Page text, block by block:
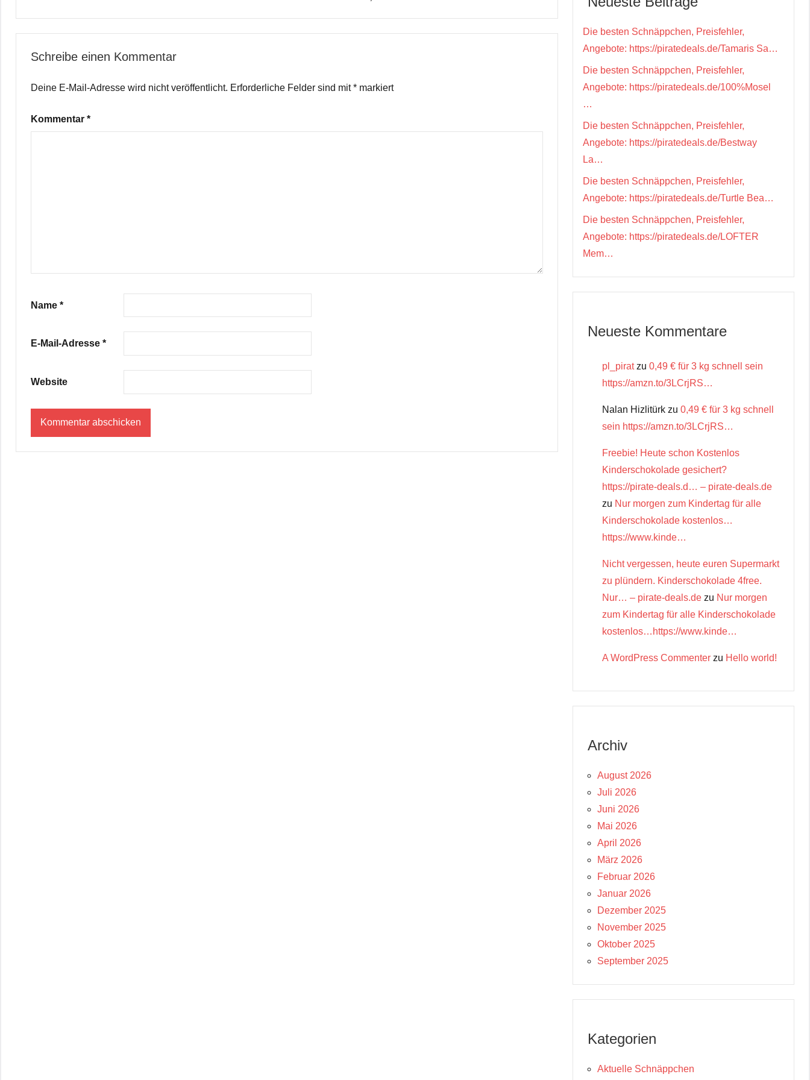
Schreibe einen Kommentar
Deine E-Mail-Adresse wird nicht veröffentlicht. Erforderliche Felder sind mit* markiert
Kommentar *
Name *
E-Mail-Adresse *
Website
Die besten Schnäppchen, Preisfehler,
Angebote: https://piratedeals.de/Tamaris Sa…
Die besten Schnäppchen, Preisfehler,
Angebote: https://piratedeals.de/100%Mosel
…
Die besten Schnäppchen, Preisfehler,
Angebote: https://piratedeals.de/Bestway
La…
Die besten Schnäppchen, Preisfehler,
Angebote: https://piratedeals.de/Turtle Bea…
Die besten Schnäppchen, Preisfehler,
Angebote: https://piratedeals.de/LOFTER
Mem…
Neueste Kommentare
pl_piratzu 0,49 € für 3 kg schnell sein
https://amzn.to/3LCrjRS…
Nalan Hizlitürk zu 0,49 € für 3 kg schnell
sein https://amzn.to/3LCrjRS…
Freebie! Heute schon Kostenlos
Kinderschokolade gesichert?
https://pirate-deals.d… – pirate-deals.de
zu Nur morgen zum Kindertag für alle
Kinderschokolade kostenlos…
https://www.kinde…
Nicht vergessen, heute euren Supermarkt
zu plündern. Kinderschokolade 4free.
Nur… – pirate-deals.de zu Nur morgen
zum Kindertag für alle Kinderschokolade
kostenlos…https://www.kinde…
A WordPress Commenter zu Hello world!
Archiv
August 2026
Juli 2026
Juni 2026
Mai 2026
April 2026
März 2026
Februar 2026
Januar 2026
Dezember 2025
November 2025
Oktober 2025
September 2025
Kategorien
Aktuelle Schnäppchen